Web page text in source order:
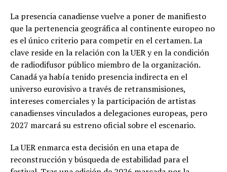
La presencia canadiense vuelve a poner de manifiesto
que la pertenencia geográfica al continente europeo no
es el único criterio para competir en el certamen. La
clave reside en la relación con la UER y en la condición
de radiodifusor público miembro de la organización.
Canadá ya había tenido presencia indirecta en el
universo eurovisivo a través de retransmisiones,
intereses comerciales y la participación de artistas
canadienses vinculados a delegaciones europeas, pero
2027 marcará su estreno oficial sobre el escenario.
La UER enmarca esta decisión en una etapa de
reconstrucción y búsqueda de estabilidad para el